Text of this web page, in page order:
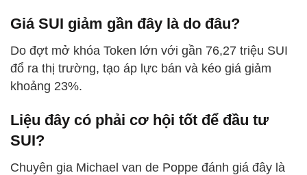
Giá SUI giảm gần đây là do đâu?
Do đợt mở khóa Token lớn với gần 76,27 triệu SUI
đổ ra thị trường, tạo áp lực bán và kéo giá giảm
khoảng 23%.
Liệu đây có phải cơ hội tốt để đầu tư
SUI?
Chuyên gia Michael van de Poppe đánh giá đây là